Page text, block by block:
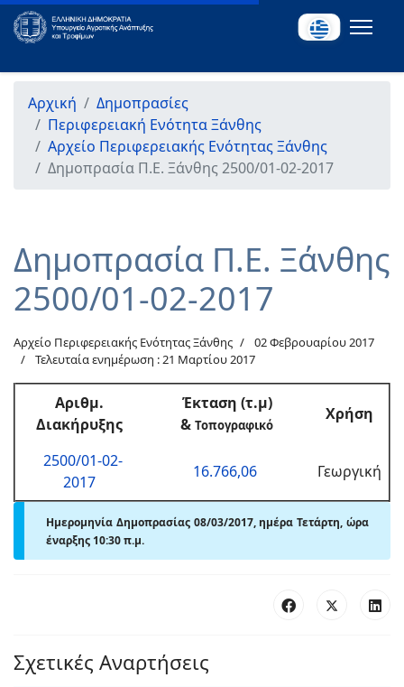
Αρχική
Δημοπρασίες
Περιφερειακή Ενότητα Ξάνθης
Αρχείο Περιφερειακής Ενότητας Ξάνθης
Δημοπρασία Π.Ε. Ξάνθης 2500/01-02-2017
Δημοπρασία Π.Ε. Ξάνθης
2500/01-02-2017
Αρχείο Περιφερειακής Ενότητας Ξάνθης
02 Φεβρουαρίου 2017
Τελευταία ενημέρωση : 21 Μαρτίου 2017
Αριθμ.
Διακήρυξης
Έκταση (τ.μ)
& Τοπογραφικό
Χρήση
2500/01-02-
2017
16.766,06 Γεωργική
Ημερομηνία Δημοπρασίας 08/03/2017, ημέρα Τετάρτη, ώρα
έναρξης 10:30 π.μ.
Σχετικές Αναρτήσεις